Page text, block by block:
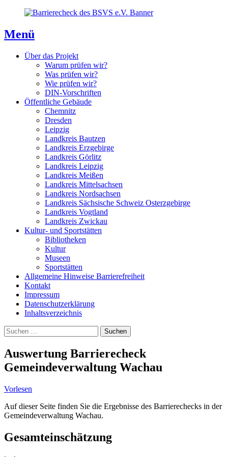
Inhaltsverzeichnis
Kontaktseite
Inhalt
Menü
Über das Projekt
Warum prüfen wir?
Was prüfen wir?
Wie prüfen wir?
DIN-Vorschriften
Öffentliche Gebäude
Chemnitz
Dresden
Leipzig
Landkreis Bautzen
Landkreis Erzgebirge
Landkreis Görlitz
Landkreis Leipzig
Landkreis Meißen
Landkreis Mittelsachsen
Landkreis Nordsachsen
Landkreis Sächsische Schweiz Osterzgebirge
Landkreis Vogtland
Landkreis Zwickau
Kultur- und Sportstätten
Bibliotheken
Kultur
Museen
Sportstätten
Allgemeine Hinweise Barrierefreiheit
Kontakt
Impressum
Datenschutzerklärung
Inhaltsverzeichnis
Suche
Suchen
nach:
Auswertung Barrierecheck
Gemeindeverwaltung Wachau
Vorlesen
Auf dieser Seite finden Sie die Ergebnisse des Barrierechecks in der
Gemeindeverwaltung Wachau.
Gesamteinschätzung